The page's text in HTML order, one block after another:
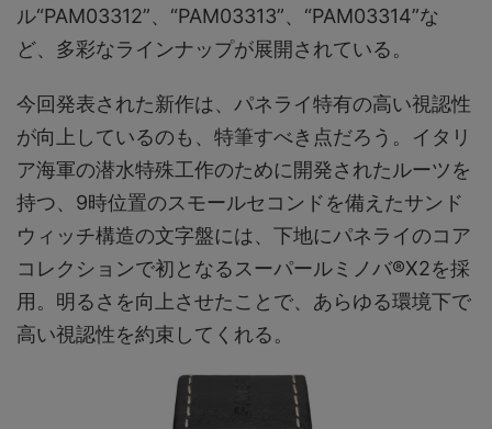
ル“PAM03312”、“PAM03313”、“PAM03314”な
ど、多彩なラインナップが展開されている。
今回発表された新作は、パネライ特有の高い視認性
が向上しているのも、特筆すべき点だろう。イタリ
ア海軍の潜水特殊工作のために開発されたルーツを
持つ、9時位置のスモールセコンドを備えたサンド
ウィッチ構造の文字盤には、下地にパネライのコア
コレクションで初となるスーパールミノバ®X2を採
用。明るさを向上させたことで、あらゆる環境下で
高い視認性を約束してくれる。